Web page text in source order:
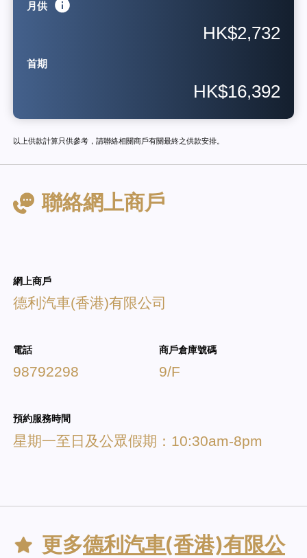
月供
HK$2,732
首期
HK$16,392
以上供款計算只供參考，請聯絡相關商戶有關最終之供款安排。
聯絡網上商戶
網上商戶
德利汽車(香港)有限公司
電話
98792298
商戶倉庫號碼
9/F
預約服務時間
星期一至日及公眾假期：10:30am-8pm
更多德利汽車(香港)有限公